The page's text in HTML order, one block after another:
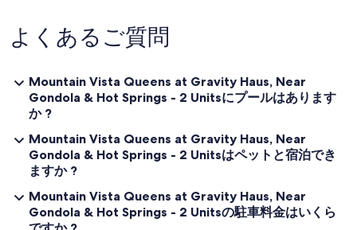
✦ Pets are welcome with an additional charge of $50.00 (per pet
per night). per pet, per night
✦ We use multi-unit listings, so rooms are similar but may have small
differences.
✦ The maximum number of days that you may book per reservation
is only 28 days.
✦ The parking fees, plus tax, vary by season and membership status
よくあるご質問
Mountain Vista Queens at Gravity Haus, Near
Gondola & Hot Springs - 2 Unitsにプールはあります
か ?
Mountain Vista Queens at Gravity Haus, Near
Gondola & Hot Springs - 2 Unitsはペットと宿泊でき
ますか ?
Mountain Vista Queens at Gravity Haus, Near
Gondola & Hot Springs - 2 Unitsの駐車料金はいくら